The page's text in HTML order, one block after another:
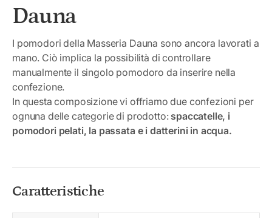
Dauna
I pomodori della Masseria Dauna sono ancora lavorati a
mano. Ciò implica la possibilità di controllare
manualmente il singolo pomodoro da inserire nella
confezione.
In questa composizione vi offriamo due confezioni per
ognuna delle categorie di prodotto: spaccatelle, i
pomodori pelati, la passata e i datterini in acqua.
Caratteristiche